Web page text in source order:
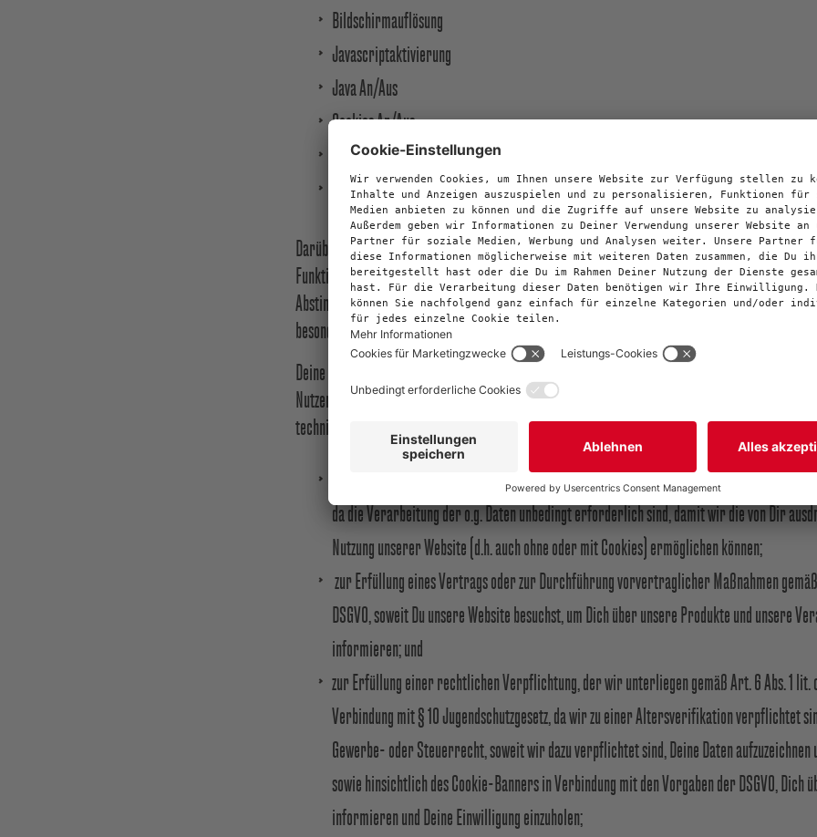
Bildschirmauflösung
Javascriptaktivierung
Java An/Aus
Cookies An/Aus
Farbtiefe
Uhrzeit des Zugriffs.
Darüber hinaus werden ggf. im Zusammenhang mit der Bereitstellung eines Votings System, einer
Funktion der Website, Cookies genutzt. Damit kannst Du über Fotos oder Videos auf der Website
Abstimmungsfunktion ist eine zentrale Funktion der Website, um hochgeladene Fotos oder Videos
besonders gut bewertete Fotos oder Videos honorieren zu können.
Deine Informationen, die wir durch vorstehende Cookies gesammelt haben, werden von uns nicht
Nutzerprofile zu erstellen oder Dein Suchverhalten auszuwerten. Wir verarbeiten Deine
technischen Bereitstellung unserer Website auf Grundlage der folgenden Rechtsgrundlagen:
zur technischen Bereitstellung unserer Website und unseres Cookie-Banners gemäß § 25
da die Verarbeitung der o.g. Daten unbedingt erforderlich sind, damit wir die von Dir
Nutzung unserer Website (d.h. auch ohne oder mit Cookies) ermöglichen können;
zur Erfüllung eines Vertrags oder zur Durchführung vorvertraglicher Maßnahmen
DSGVO, soweit Du unsere Website besuchst, um Dich über unsere Produkte und unsere
informieren; und
zur Erfüllung einer rechtlichen Verpflichtung, der wir unterliegen gemäß Art. 6 Abs. 1 lit. c
Verbindung mit § 10 Jugendschutzgesetz, da wir zu einer Altersverifikation verpflichtet
Gewerbe- oder Steuerrecht, soweit wir dazu verpflichtet sind, Deine Daten aufzuzeichnen
sowie hinsichtlich des Cookie-Banners in Verbindung mit den Vorgaben der DSGVO, Dich
informieren und Deine Einwilligung einzuholen;